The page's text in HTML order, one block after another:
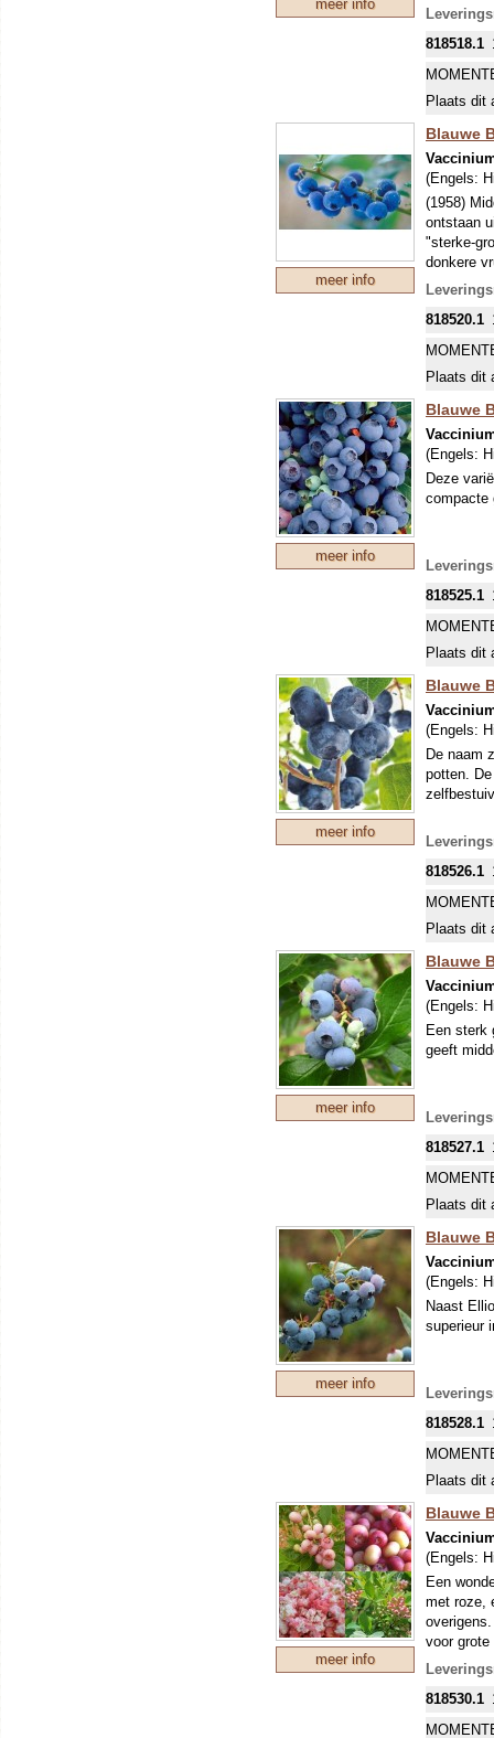
meer info
Een
In 2018
818518.1
Plaats dit
meer info
Blauwe
(Engels:
(1958)
ontstaan
"sterke-
donkere
noemen!
818520.1
Plaats dit
meer info
Blauwe
(Engels:
Deze
compacte
818525.1
Plaats dit
meer info
Blauwe
(Engels:
De naam
potten.
818526.1
Plaats dit
meer info
Blauwe
(Engels:
Een sterk
geeft
818527.1
Plaats dit
meer info
Blauwe
(Engels:
Naast
superieur
818528.1
Plaats dit
meer info
Blauwe
(Engels:
Een
met roze,
voor
met een
818530.1